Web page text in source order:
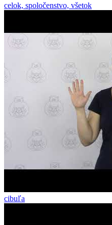
celok, spoločenstvo, všetok
cibuľa